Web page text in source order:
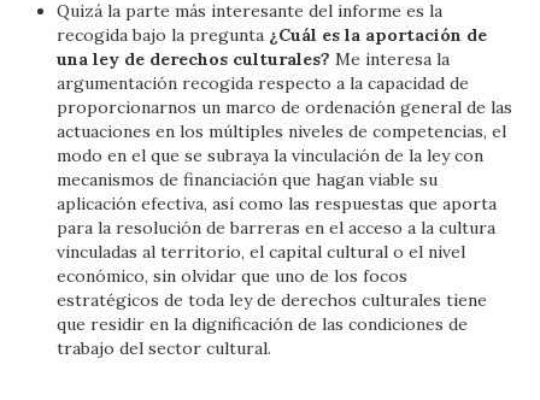
Quizá la parte más interesante del informe es la
recogida bajo la pregunta ¿Cuál es la aportación de
una ley de derechos culturales? Me interesa la
argumentación recogida respecto a la capacidad de
proporcionarnos un marco de ordenación general de las
actuaciones en los múltiples niveles de competencias, el
modo en el que se subraya la vinculación de la ley con
mecanismos de financiación que hagan viable su
aplicación efectiva, así como las respuestas que aporta
para la resolución de barreras en el acceso a la cultura
vinculadas al territorio, el capital cultural o el nivel
económico, sin olvidar que uno de los focos
estratégicos de toda ley de derechos culturales tiene
que residir en la dignificación de las condiciones de
trabajo del sector cultural.